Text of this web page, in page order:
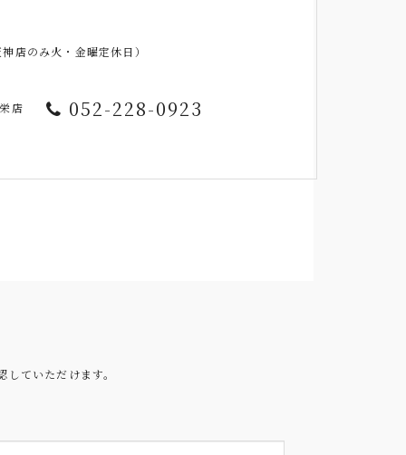
のみ火・金曜定休日）
店 052-228-0923
ていただけます。